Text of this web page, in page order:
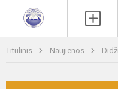
Titulinis Naujienos